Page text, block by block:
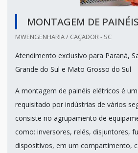
MONTAGEM DE
MWENGENHARIA / CAÇADOR - SC
Atendimento exclusivo para Paraná,
Grande do Sul e Mato Grosso do Sul
A montagem de painéis elétricos é
requisitado por indústrias de vários
consiste no agrupamento de
como: inversores, relés, disjuntores,
dispositivos, em um compartimento,